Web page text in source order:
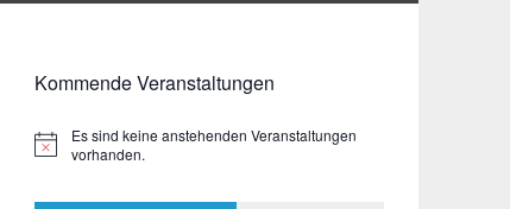
Kommende Veranstaltungen
Hinweis
Es sind keine anstehenden Veranstaltungen
vorhanden.